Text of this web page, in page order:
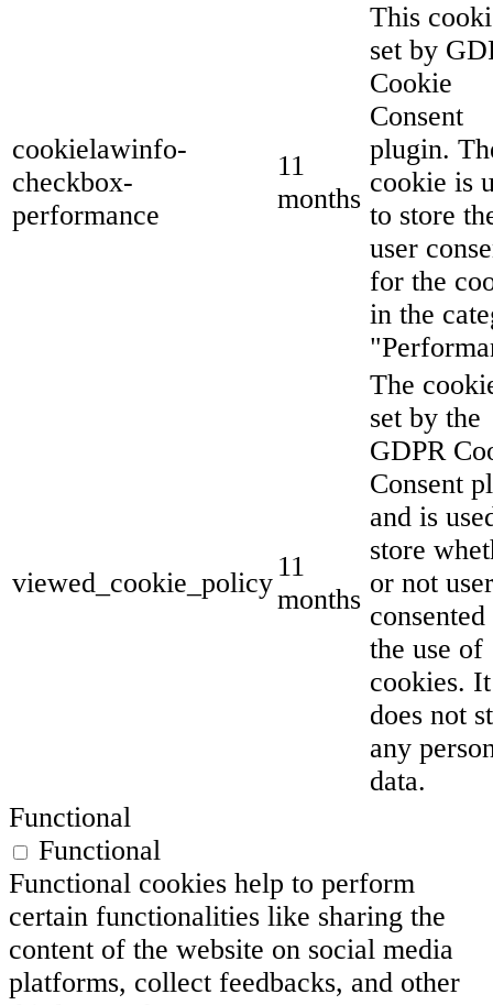
cookielawinfo-
checkbox-
performance
11
months
This
set by
Cookie
Consent
plugin.
cookie is
to store
user
for the
in the
viewed_cookie_policy
11
months
The
set by the
GDPR
Consent
and is
store
or not
consented
the use of
cookies. It
does not
any
data.
Functional
Functional
Functional cookies help to perform
certain functionalities like sharing the
content of the website on social media
platforms, collect feedbacks, and other